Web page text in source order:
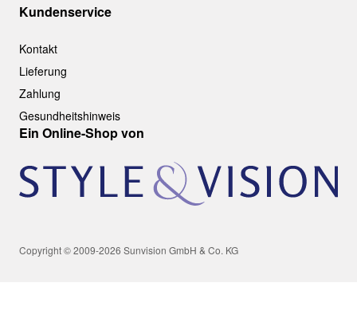
Kundenservice
Kontakt
Lieferung
Zahlung
Gesundheitshinweis
Ein Online-Shop von
Copyright © 2009-2026 Sunvision GmbH & Co. KG